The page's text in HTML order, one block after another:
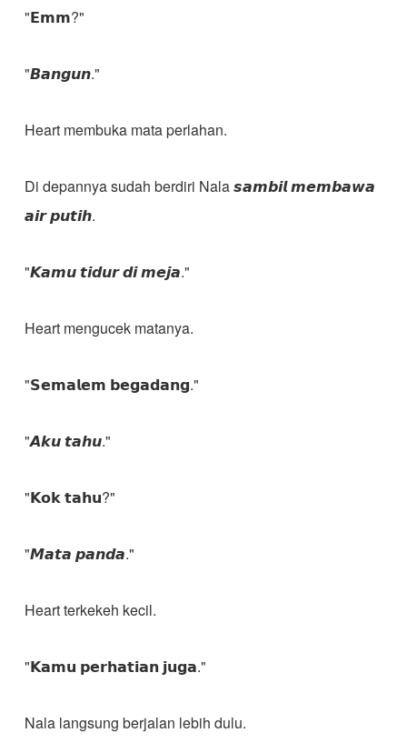
"𝗘𝗺𝗺?"
"𝘽𝙖𝙣𝙜𝙪𝙣."
Heart membuka mata perlahan.
Di depannya sudah berdiri Nala 𝙨𝙖𝙢𝙗𝙞𝙡 𝙢𝙚𝙢𝙗𝙖𝙬𝙖
𝙖𝙞𝙧 𝙥𝙪𝙩𝙞𝙝.
"𝙆𝙖𝙢𝙪 𝙩𝙞𝙙𝙪𝙧 𝙙𝙞 𝙢𝙚𝙟𝙖."
Heart mengucek matanya.
"𝗦𝗲𝗺𝗮𝗹𝗲𝗺 𝗯𝗲𝗴𝗮𝗱𝗮𝗻𝗴."
"𝘼𝙠𝙪 𝙩𝙖𝙝𝙪."
"𝗞𝗼𝗸 𝘁𝗮𝗵𝘂?"
"𝙈𝙖𝙩𝙖 𝙥𝙖𝙣𝙙𝙖."
Heart terkekeh kecil.
"𝗞𝗮𝗺𝘂 𝗽𝗲𝗿𝗵𝗮𝘁𝗶𝗮𝗻 𝗷𝘂𝗴𝗮."
Nala langsung berjalan lebih dulu.